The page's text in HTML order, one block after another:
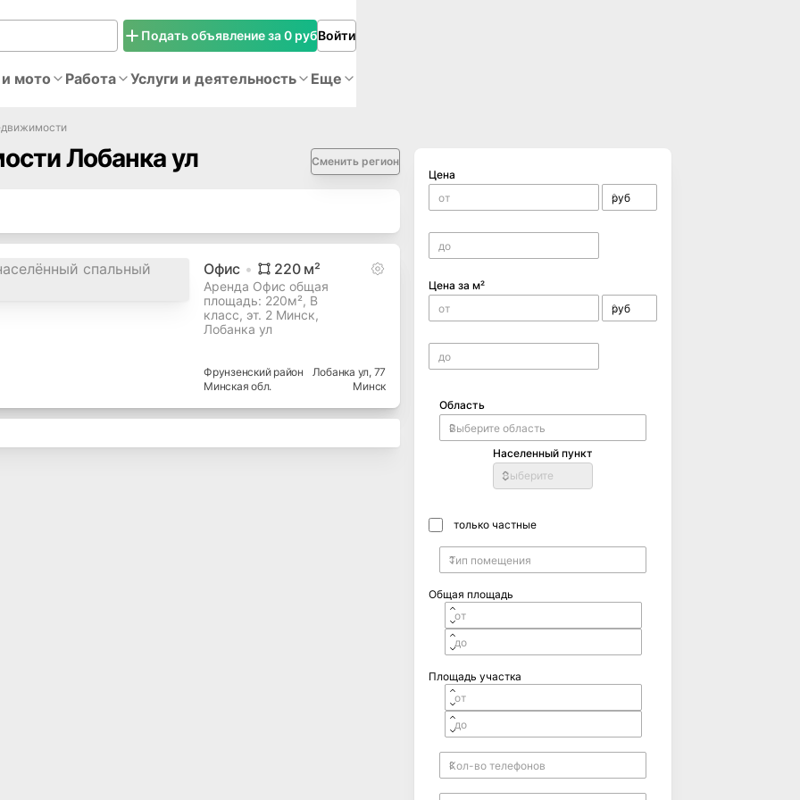
Подать объявление за 0 рубВойти
мото Работа Услуги и деятельность Еще
Лобанка ул Сменить регион
Офис 220м²
Аренда Офис общая
площадь: 220м², B
класс, эт. 2 Минск,
Лобанка ул
Фрунзенскийрайон
Минская обл.
Лобанка ул, 77
Минск
Цена
Цена за м²
Область
Населенный пункт
Выберите
только частные
Общая площадь
Площадь участка